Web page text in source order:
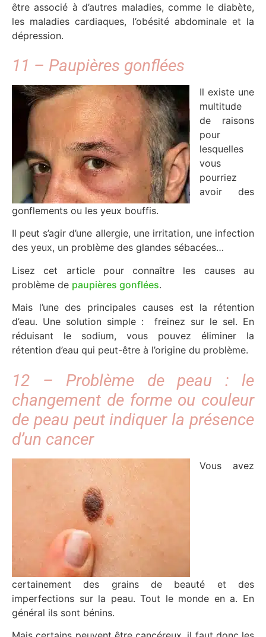
être associé à d’autres maladies, comme le diabète,
les maladies cardiaques, l’obésité abdominale et la
dépression.
11 – Paupières gonflées
Il existe une
multitude
de raisons
pour
lesquelles
vous
pourriez
avoir des
gonflements ou les yeux bouffis.
Il peut s’agir d’une allergie, une irritation, une infection
des yeux, un problème des glandes sébacées…
Lisez cet article pour connaître les causes au
problème de paupières gonflées.
Mais l’une des principales causes est la rétention
d’eau. Une solution simple : freinez sur le sel. En
réduisant le sodium, vous pouvez éliminer la
rétention d’eau qui peut-être à l’origine du problème.
12 – Problème de peau : le
changement de forme ou couleur
de peau peut indiquer la présence
d’un cancer
Vous avez
certainement des grains de beauté et des
imperfections sur la peau. Tout le monde en a. En
général ils sont bénins.